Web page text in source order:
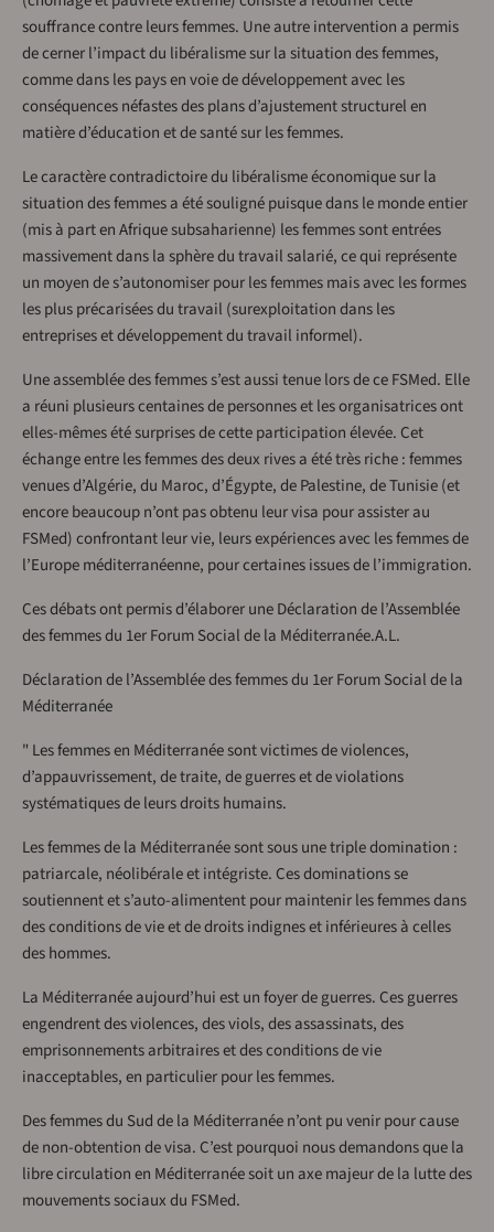
souffrance contre leurs femmes. Une autre intervention a permis
de cerner l’impact du libéralisme sur la situation des femmes,
comme dans les pays en voie de développement avec les
conséquences néfastes des plans d’ajustement structurel en
matière d’éducation et de santé sur les femmes.
Le caractère contradictoire du libéralisme économique sur la
situation des femmes a été souligné puisque dans le monde entier
(mis à part en Afrique subsaharienne) les femmes sont entrées
massivement dans la sphère du travail salarié, ce qui représente
un moyen de s’autonomiser pour les femmes mais avec les formes
les plus précarisées du travail (surexploitation dans les
entreprises et développement du travail informel).
Une assemblée des femmes s’est aussi tenue lors de ce FSMed. Elle
a réuni plusieurs centaines de personnes et les organisatrices ont
elles-mêmes été surprises de cette participation élevée. Cet
échange entre les femmes des deux rives a été très riche : femmes
venues d’Algérie, du Maroc, d’Égypte, de Palestine, de Tunisie (et
encore beaucoup n’ont pas obtenu leur visa pour assister au
FSMed) confrontant leur vie, leurs expériences avec les femmes de
l’Europe méditerranéenne, pour certaines issues de l’immigration.
Ces débats ont permis d’élaborer une Déclaration de l’Assemblée
des femmes du 1er Forum Social de la Méditerranée.A.L.
Déclaration de l’Assemblée des femmes du 1er Forum Social de la
Méditerranée
" Les femmes en Méditerranée sont victimes de violences,
d’appauvrissement, de traite, de guerres et de violations
systématiques de leurs droits humains.
Les femmes de la Méditerranée sont sous une triple domination :
patriarcale, néolibérale et intégriste. Ces dominations se
soutiennent et s’auto-alimentent pour maintenir les femmes dans
des conditions de vie et de droits indignes et inférieures à celles
des hommes.
La Méditerranée aujourd’hui est un foyer de guerres. Ces guerres
engendrent des violences, des viols, des assassinats, des
emprisonnements arbitraires et des conditions de vie
inacceptables, en particulier pour les femmes.
Des femmes du Sud de la Méditerranée n’ont pu venir pour cause
de non-obtention de visa. C’est pourquoi nous demandons que la
libre circulation en Méditerranée soit un axe majeur de la lutte des
mouvements sociaux du FSMed.